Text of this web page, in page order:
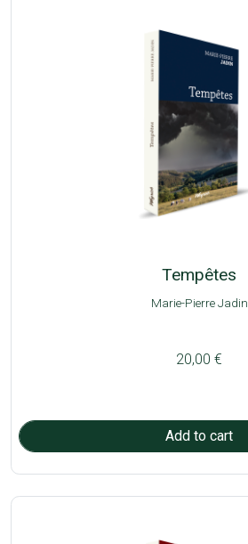
Tempêtes
Marie-Pierre Jadin
20,00 €